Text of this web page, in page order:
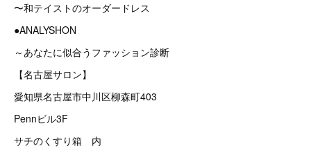
〜和テイストのオーダードレス
●ANALYSHON
～あなたに似合うファッション診断
【名古屋サロン】
愛知県名古屋市中川区柳森町403
Pennビル3F
サチのくすり箱 内